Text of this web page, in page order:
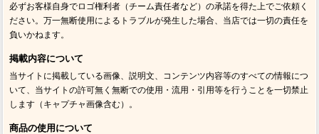
必ずお客様自身でロゴ権利者（チーム責任者など）の承諾を得た上でご依頼く
ださい。万一無断使用によるトラブルが発生した場合、当店では一切の責任を
負いかねます。
掲載内容について
当サイトに掲載している画像、説明文、コンテンツ内容等のすべての情報につ
いて、当サイトの許可無く無断での使用・流用・引用等を行うことを一切禁止
します（キャプチャ画像含む）。
商品の使用について